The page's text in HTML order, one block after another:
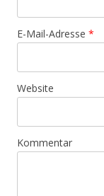
E-Mail-Adresse *
Website
Kommentar